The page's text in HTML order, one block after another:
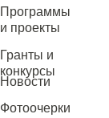
Программы
и проекты
Гранты и
конкурсы
Новости
Фотоочерки